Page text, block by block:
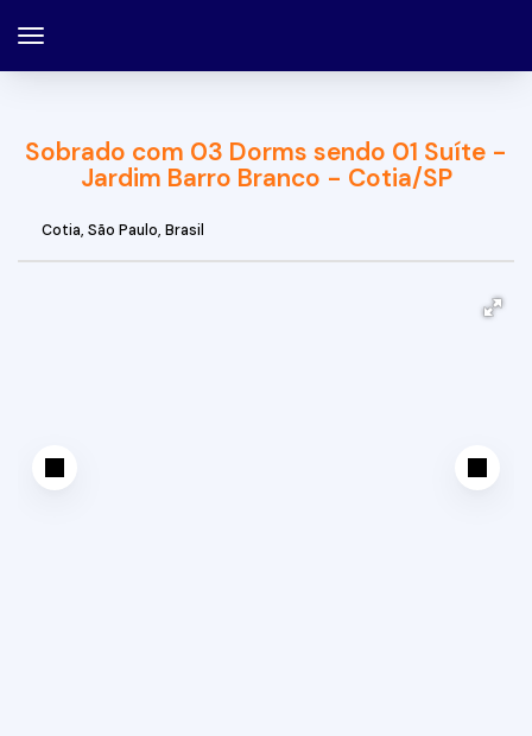
Sobrado com 03 Dorms sendo 01 Suíte -
Jardim Barro Branco - Cotia/SP
Cotia, São Paulo, Brasil